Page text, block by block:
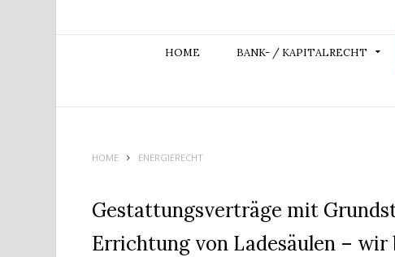
HOME BANK- / KAPITALRECHT
HOME ENERGIERECHT
Gestattungsverträge mit
Errichtung von Ladesäulen –